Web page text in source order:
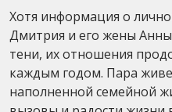
Хотя информация о
Дмитрия и его жены Анны
тени, их отношения
каждым годом. Пара
наполненной семейной